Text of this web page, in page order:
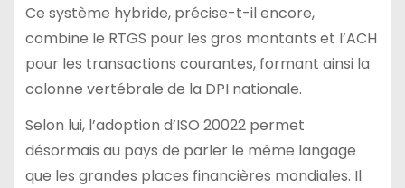
Ce système hybride, précise-t-il encore,
combine le RTGS pour les gros montants et l’ACH
pour les transactions courantes, formant ainsi la
colonne vertébrale de la DPI nationale.
Selon lui, l’adoption d’ISO 20022 permet
désormais au pays de parler le même langage
que les grandes places financières mondiales. Il